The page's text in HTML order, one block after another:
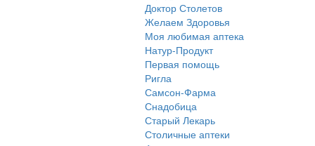
Доктор Столетов
Желаем Здоровья
Моя любимая аптека
Натур-Продукт
Первая помощь
Ригла
Самсон-Фарма
Снадобица
Старый Лекарь
Столичные аптеки